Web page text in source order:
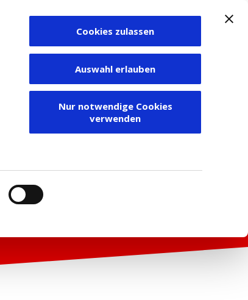
Cookies zulassen
Auswahl erlauben
Nur notwendige Cookies
verwenden
Zum Depot